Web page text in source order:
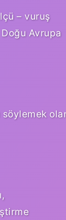
– vuruş
Avrupa
söylemek